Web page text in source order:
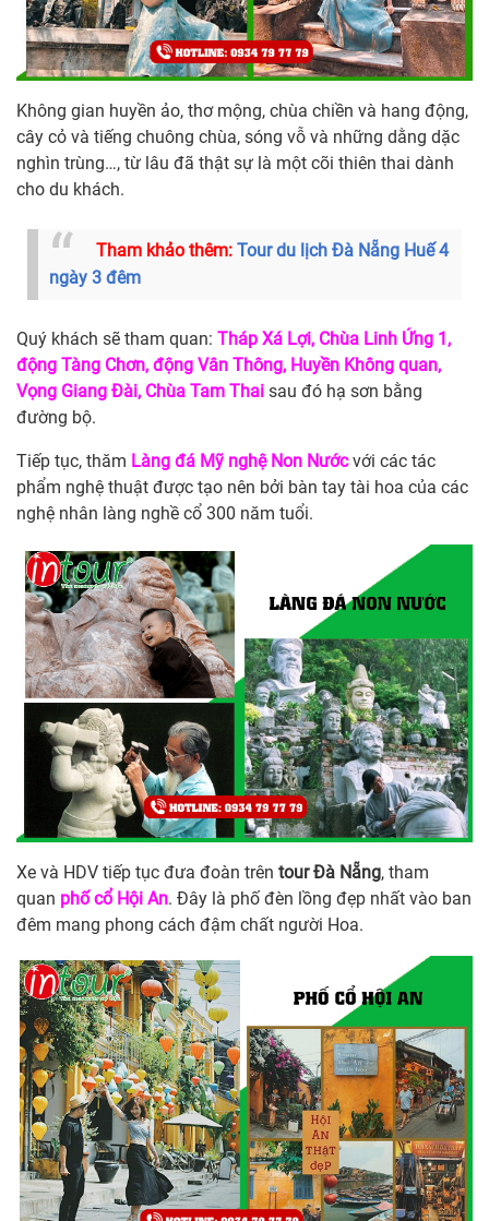
Không gian huyền ảo, thơ mộng, chùa chiền và hang động,
cây cỏ và tiếng chuông chùa, sóng vỗ và những dằng dặc
nghìn trùng…, từ lâu đã thật sự là một cõi thiên thai dành
cho du khách.
Tham khảo thêm: Tour du lịch Đà Nẵng Huế 4
ngày 3 đêm
Quý khách sẽ tham quan: Tháp Xá Lợi, Chùa Linh Ứng 1,
động Tàng Chơn, động Vân Thông, Huyền Không quan,
Vọng Giang Đài, Chùa Tam Thai sau đó hạ sơn bằng
đường bộ.
Tiếp tục, thăm Làng đá Mỹ nghệ Non Nướcvới các tác
phẩm nghệ thuật được tạo nên bởi bàn tay tài hoa của các
nghệ nhân làng nghề cổ 300 năm tuổi.
Xe và HDV tiếp tục đưa đoàn trên tour Đà Nẵng, tham
quan phố cổ Hội An. Đây là phố đèn lồng đẹp nhất vào ban
đêm mang phong cách đậm chất người Hoa.